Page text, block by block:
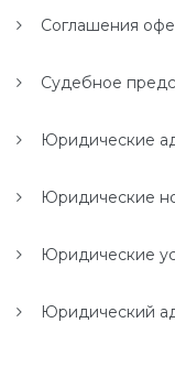
Соглашения
Судебное
Юридические
Юридические
Юридические
Юридический